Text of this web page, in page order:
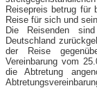
Reisepreis betrug für
Reise für sich und
Die Reisenden
Deutschland
der Reise
Vereinbarung vom
die Abtretung